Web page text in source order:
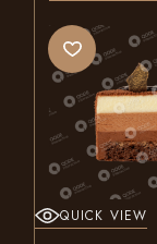
QUICK VIEW